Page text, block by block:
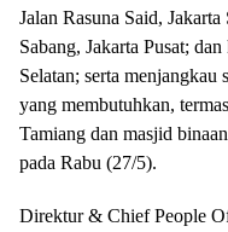
Jalan Rasuna Said,
Sabang, Jakarta Pusat;
Selatan; serta
yang membutuhkan,
Tamiang dan masjid
pada Rabu (27/5).
Direktur & Chief People